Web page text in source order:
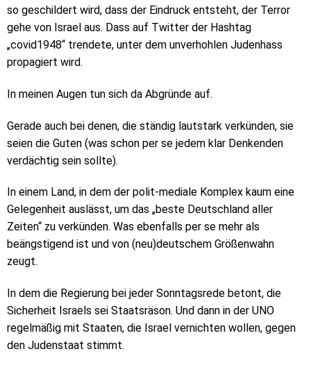
so geschildert wird, dass der Eindruck entsteht, der Terror
gehe von Israel aus. Dass auf Twitter der Hashtag
„covid1948“ trendete, unter dem unverhohlen Judenhass
propagiert wird.
In meinen Augen tun sich da Abgründe auf.
Gerade auch bei denen, die ständig lautstark verkünden, sie
seien die Guten (was schon per se jedem klar Denkenden
verdächtig sein sollte).
In einem Land, in dem der polit-mediale Komplex kaum eine
Gelegenheit auslässt, um das „beste Deutschland aller
Zeiten“ zu verkünden. Was ebenfalls per se mehr als
beängstigend ist und von (neu)deutschem Größenwahn
zeugt.
In dem die Regierung bei jeder Sonntagsrede betont, die
Sicherheit Israels sei Staatsräson. Und dann in der UNO
regelmäßig mit Staaten, die Israel vernichten wollen, gegen
den Judenstaat stimmt.